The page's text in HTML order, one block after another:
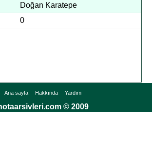
Doğan Karatepe
0
Ana sayfa Hakkında Yardım
© 2009